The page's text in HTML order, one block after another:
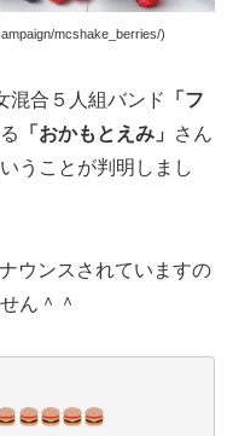
mcshake_berries/)
混合５人組バンド
「フ
「おかもとえみ」
さん
うことが判明しまし
ウンスされていますの
ん＾＾